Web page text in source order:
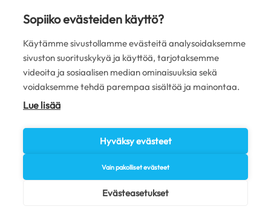
Sopiiko evästeiden käyttö?
Käytämme sivustollamme evästeitä analysoidaksemme
sivuston suorituskykyä ja käyttöä, tarjotaksemme
videoita ja sosiaalisen median ominaisuuksia sekä
voidaksemme tehdä parempaa sisältöä ja mainontaa.
Lue lisää
Hyväksy evästeet
Vain pakolliset evästeet
Evästeasetukset